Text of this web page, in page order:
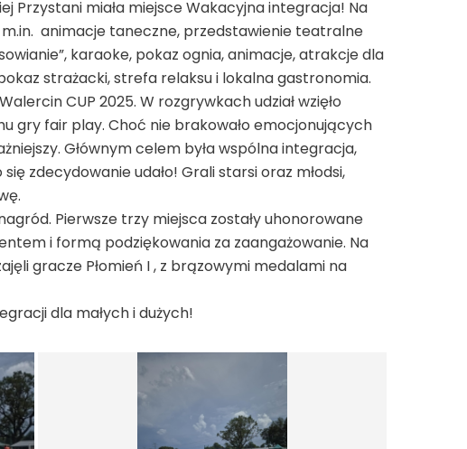
Przystani miała miejsce Wakacyjna integracja! Na
animacje taneczne, przedstawienie teatralne
karaoke, pokaz ognia, animacje, atrakcje dla
strażacki, strefa relaksu i lokalna gastronomia.
CUP 2025. W rozgrywkach udział wzięło
gry fair play. Choć nie brakowało emocjonujących
Głównym celem była wspólna integracja,
zdecydowanie udało! Grali starsi oraz młodsi,
Pierwsze trzy miejsca zostały uhonorowane
i formą podziękowania za zaangażowanie. Na
gracze Płomień I , z brązowymi medalami na
dla małych i dużych!